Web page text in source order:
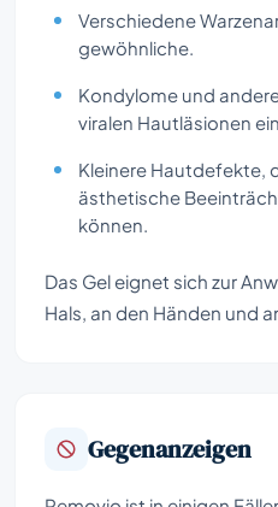
Verschiedene
gewöhnliche.
Kondylome und
viralen Hautläsionen
Kleinere Hautdefekte,
ästhetische
können.
Das Gel eignet sich zur
Hals, an den Händen und
Gegenanzeigen